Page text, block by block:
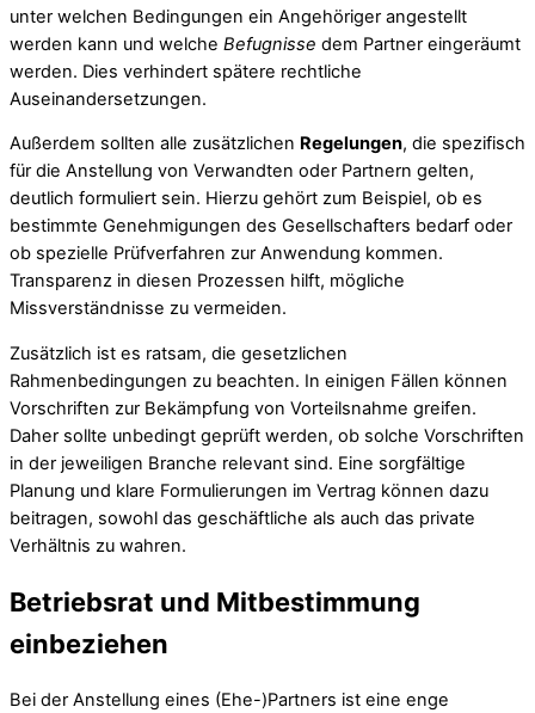
unter welchen Bedingungen ein Angehöriger angestellt
werden kann und welche Befugnisse dem Partner eingeräumt
werden. Dies verhindert spätere rechtliche
Auseinandersetzungen.
Außerdem sollten alle zusätzlichen Regelungen, die spezifisch
für die Anstellung von Verwandten oder Partnern gelten,
deutlich formuliert sein. Hierzu gehört zum Beispiel, ob es
bestimmte Genehmigungen des Gesellschafters bedarf oder
ob spezielle Prüfverfahren zur Anwendung kommen.
Transparenz in diesen Prozessen hilft, mögliche
Missverständnisse zu vermeiden.
Zusätzlich ist es ratsam, die gesetzlichen
Rahmenbedingungen zu beachten. In einigen Fällen können
Vorschriften zur Bekämpfung von Vorteilsnahme greifen.
Daher sollte unbedingt geprüft werden, ob solche Vorschriften
in der jeweiligen Branche relevant sind. Eine sorgfältige
Planung und klare Formulierungen im Vertrag können dazu
beitragen, sowohl das geschäftliche als auch das private
Verhältnis zu wahren.
Betriebsrat und Mitbestimmung
einbeziehen
Bei der Anstellung eines (Ehe-)Partners ist eine enge